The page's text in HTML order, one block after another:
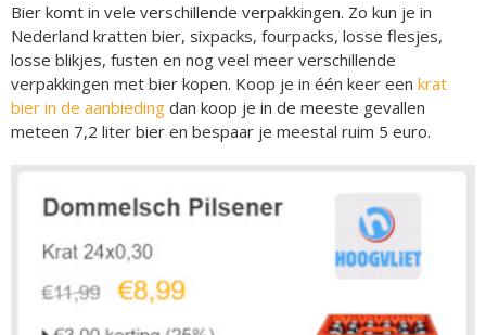
Bier komt in vele verschillende verpakkingen. Zo kun je in
Nederland kratten bier, sixpacks, fourpacks, losse flesjes,
losse blikjes, fusten en nog veel meer verschillende
verpakkingen met bier kopen. Koop je in één keer een krat
bier in de aanbieding dan koop je in de meeste gevallen
meteen 7,2 liter bier en bespaar je meestal ruim 5 euro.